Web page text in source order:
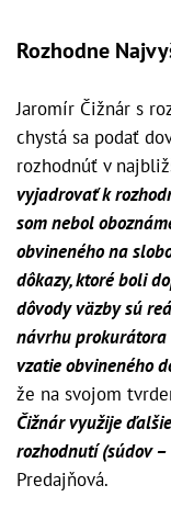
Rozhodne
Jaromír Čižnár s
chystá sa podať
rozhodnúť v
vyjadrovať k
som nebol
obvineného na
dôkazy, ktoré boli
dôvody väzby sú
návrhu
vzatie obvineného
že na svojom
Čižnár využije
rozhodnutí (súdov –
Predajňová.